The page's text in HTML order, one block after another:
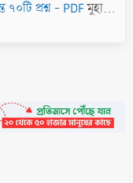
৭০টি প্রশ্ন - PDFমুহাম্মাদ ইবন সালেহ আল-উসাইমীন